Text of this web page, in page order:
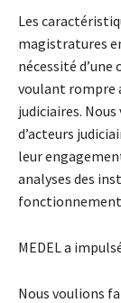
Les
magistratures
nécessité
voulant rompre
judiciaires.
d’acteurs
leur
analyses des
fonctionnement
MEDEL a
Nous voulions